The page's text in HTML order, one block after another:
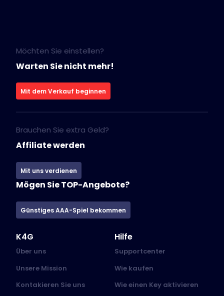
Möchten Sie einstellen?
Warten Sie nicht mehr!
Mit dem Verkauf beginnen
Brauchen Sie extra Geld?
Affiliate werden
Mit uns verdienen
Mögen Sie TOP-Angebote?
Günstiges AAA-Spiel bekommen
K4G
Über uns
Unsere Mission
Kontakieren Sie uns
Hilfe
Supportcenter
Wie kaufen
Wie einen Key aktivieren